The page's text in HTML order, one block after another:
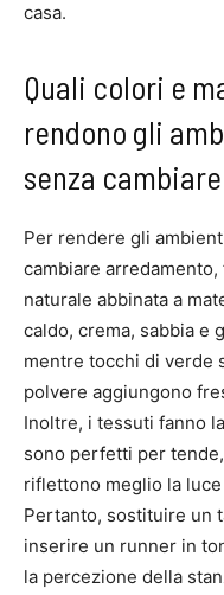
casa.
Quali colori e
rendono gli
senza
Per rendere gli
cambiare
naturale abbinata a
caldo, crema, sabbia e
mentre tocchi di verde
polvere aggiungono
Inoltre, i tessuti fanno
sono perfetti per
riflettono meglio la
Pertanto, sostituire un
inserire un runner in
la percezione della